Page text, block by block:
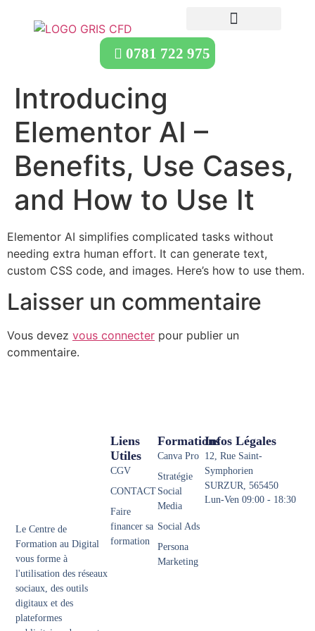
0781 722 975
Introducing
Elementor AI –
Benefits, Use Cases,
and How to Use It
Elementor AI simplifies complicated tasks without
needing extra human effort. It can generate text,
custom CSS code, and images. Here’s how to use them.
Laisser un commentaire
Vous devez vous connecter pour publier un
commentaire.
Le Centre de
Formation au Digital
vous forme à
l'utilisation des réseaux
sociaux, des outils
digitaux et des
plateformes
Formations
Canva Pro
Stratégie
Social
Media
Social Ads
Persona
Marketing
Liens
Utiles
CGV
CONTACT
Faire
financer sa
formation
Infos Légales
12, Rue Saint-
Symphorien
SURZUR, 565450
Lun-Ven 09:00 - 18:30